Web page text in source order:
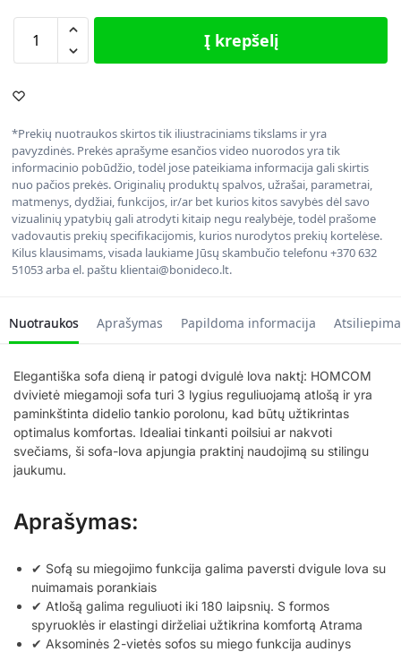
Į krepšelį
*Prekių nuotraukos skirtos tik iliustraciniams tikslams ir yra
pavyzdinės. Prekės aprašyme esančios video nuorodos yra tik
informacinio pobūdžio, todėl jose pateikiama informacija gali skirtis
nuo pačios prekės. Originalių produktų spalvos, užrašai, parametrai,
matmenys, dydžiai, funkcijos, ir/ar bet kurios kitos savybės dėl savo
vizualinių ypatybių gali atrodyti kitaip negu realybėje, todėl prašome
vadovautis prekių specifikacijomis, kurios nurodytos prekių kortelėse.
Kilus klausimams, visada laukiame Jūsų skambučio telefonu +370 632
51053 arba el. paštu klientai@bonideco.lt.
Nuotraukos Aprašymas Papildoma informacija
Elegantiška sofa dieną ir patogi dvigulė lova naktį: HOMCOM
dvivietė miegamoji sofa turi 3 lygius reguliuojamą atlošą ir yra
paminkštinta didelio tankio porolonu, kad būtų užtikrintas
optimalus komfortas. Idealiai tinkanti poilsiui ar nakvoti
svečiams, ši sofa-lova apjungia praktinį naudojimą su stilingu
jaukumu.
Aprašymas:
✔ Sofą su miegojimo funkcija galima paversti dvigule lova su
nuimamais porankiais
✔ Atlošą galima reguliuoti iki 180 laipsnių. S formos
spyruoklės ir elastingi dirželiai užtikrina komfortą Atrama
✔ Aksominės 2-vietės sofos su miego funkcija audinys